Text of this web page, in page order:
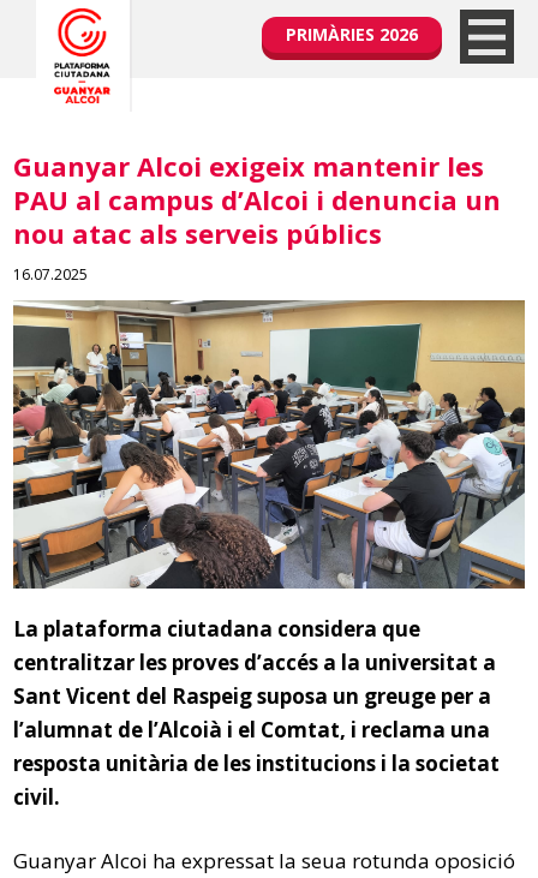
PRIMÀRIES 2026
Guanyar Alcoi exigeix mantenir les
PAU al campus d’Alcoi i denuncia un
nou atac als serveis públics
16.07.2025
La plataforma ciutadana considera que
centralitzar les proves d’accés a la universitat a
Sant Vicent del Raspeig suposa un greuge per a
l’alumnat de l’Alcoià i el Comtat, i reclama una
resposta unitària de les institucions i la societat
civil.
Guanyar Alcoi ha expressat la seua rotunda oposició